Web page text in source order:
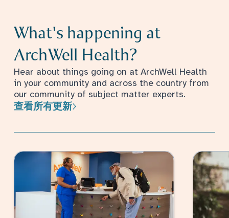
What's happening at
ArchWell Health?
Hear about things going on at ArchWell Health
in your community and across the country from
our community of subject matter experts.
查看所有更新